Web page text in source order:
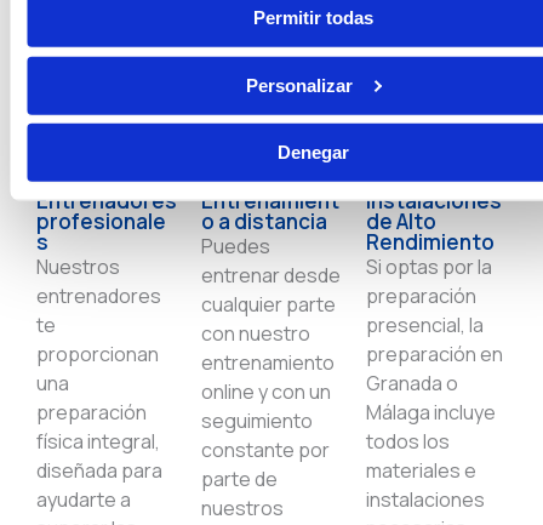
Permitir todas
Personalizar
Denegar
agente de
Vigilancia
Aduanera.
Entrena con profesionales
Entrenadores
profesionale
s
Nuestros
entrenadores
te
proporcionan
una
preparación
física integral,
diseñada para
ayudarte a
Entrenamient
o a distancia
Puedes
entrenar desde
cualquier parte
con nuestro
entrenamiento
online y con un
seguimiento
constante por
parte de
nuestros
Instalaciones
de Alto
Rendimiento
Si optas por la
preparación
presencial, la
preparación en
Granada o
Málaga incluye
todos los
materiales e
instalaciones